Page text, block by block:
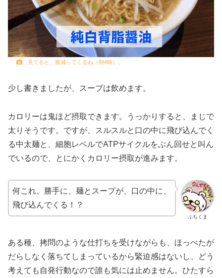
見てると、腹減ってくるね（朝4時）。
少し書きましたが、スープは飲めます。
カロリーは鬼ほど摂取できます。うっかりすると、まじで
太りそうです。ですが、スルスルと口の中に飛び込んでく
る中太麺と、細胞レベルでATPサイクルをぶん回せと叫ん
でいるので、とにかくカロリー摂取が進みます。
ぶちくま
何これ、勝手に、麺とスープが、口の中に、
飛び込んでくる！？
ある種、拷問のような仕打ちを受けながらも、ほっぺたが
だらしなく落ちてしまっているから緊迫感はないし、どう
考えても自発行動なので誰も気には止めません。ひたすら